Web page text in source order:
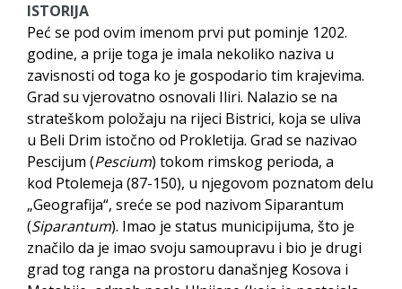
ISTORIJA
Peć se pod ovim imenom prvi put pominje 1202.
godine, a prije toga je imala nekoliko naziva u
zavisnosti od toga ko je gospodario tim krajevima.
Grad su vjerovatno osnovali Iliri. Nalazio se na
strateškom položaju na rijeci Bistrici, koja se uliva
u Beli Drim istočno od Prokletija. Grad se nazivao
Pescijum (Pescium) tokom rimskog perioda, a
kod Ptolemeja (87-150), u njegovom poznatom delu
„Geografija“, sreće se pod nazivom Siparantum
(Siparantum). Imao je status municipijuma, što je
značilo da je imao svoju samoupravu i bio je drugi
grad tog ranga na prostoru današnjeg Kosova i